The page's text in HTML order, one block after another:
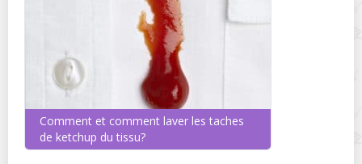
Comment et comment laver les taches
de ketchup du tissu?